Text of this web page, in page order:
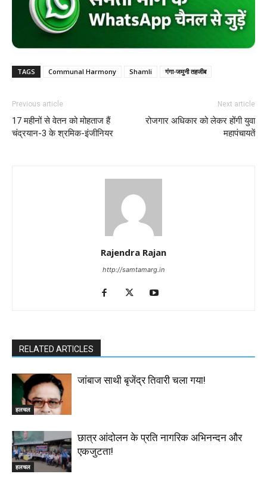
TAGS Communal Harmony Shamli गंगा-जमुनी तहजीब
Previous article
17 महीनों से वेतन को मोहताज हैं
चंद्रयान-3 के श्रमिक-इंजीनियर
Next article
रोजगार अधिकार को लेकर होंगी युवा
महापंचायतें
Rajendra Rajan
http://samtamarg.in
RELATED ARTICLES
हलचल
जांबाज साथी बृजेंद्र तिवारी चला गया!
हलचल
छात्र आंदोलन के प्रति नागरिक अभिनन्दन और
एकजुटता!